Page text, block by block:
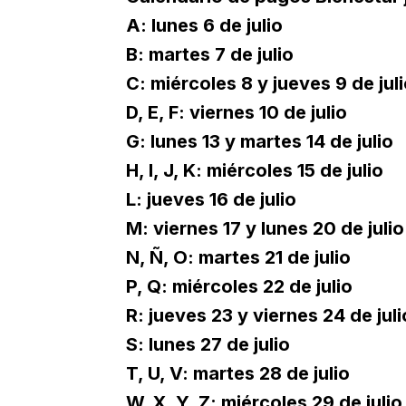
A: lunes 6 de julio
B: martes 7 de julio
C: miércoles 8 y jueves 9 de
D, E, F: viernes 10 de julio
G: lunes 13 y martes 14 de julio
H, I, J, K: miércoles 15 de julio
L: jueves 16 de julio
M: viernes 17 y lunes 20 de julio
N, Ñ, O: martes 21 de julio
P, Q: miércoles 22 de julio
R: jueves 23 y viernes 24 de
S: lunes 27 de julio
T, U, V: martes 28 de julio